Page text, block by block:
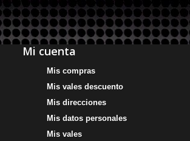
Mi cuenta
Mis compras
Mis vales descuento
Mis direcciones
Mis datos personales
Mis vales